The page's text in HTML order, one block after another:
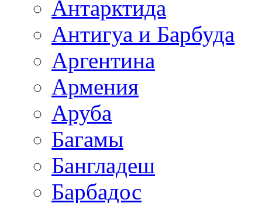
Антарктида
Антигуа и Барбуда
Аргентина
Армения
Аруба
Багамы
Бангладеш
Барбадос